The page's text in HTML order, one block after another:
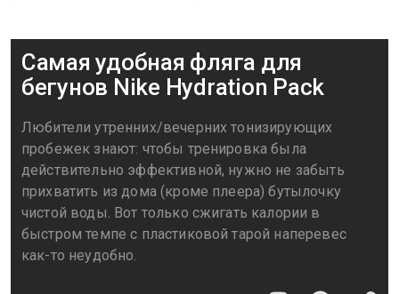
Самая удобная фляга для
бегунов Nike Hydration Pack
Любители утренних/вечерних тонизирующих
пробежек знают: чтобы тренировка была
действительно эффективной, нужно не забыть
прихватить из дома (кроме плеера) бутылочку
чистой воды. Вот только сжигать калории в
быстром темпе с пластиковой тарой наперевес
как-то неудобно.